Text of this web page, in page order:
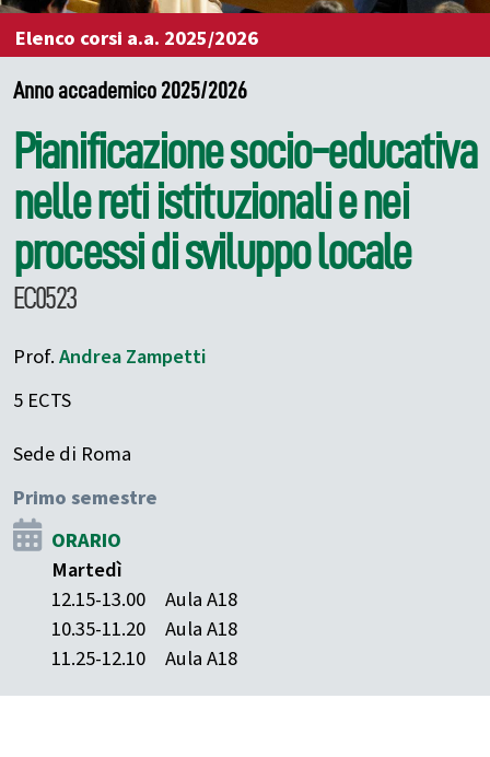
Elenco corsi a.a. 2025/2026
Anno accademico 2025/2026
Pianificazione socio-educativa
nelle reti istituzionali e nei
processi di sviluppo locale
EC0523
Prof.AndreaZampetti
5 ECTS
Sede di Roma
Primo semestre
ORARIO
Martedì
12.15-13.00
Aula A18
10.35-11.20
Aula A18
11.25-12.10
Aula A18